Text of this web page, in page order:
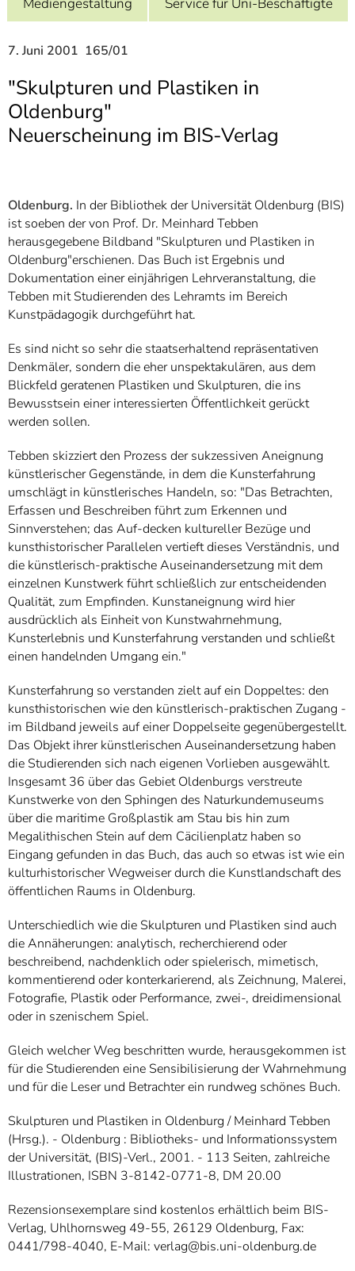
7]
Informationen zur
Barrierefreiheit
7. Juni 2001 165/01
"Skulpturen und Plastiken in
Oldenburg"
Neuerscheinung im BIS-Verlag
Oldenburg. In der Bibliothek der Universität Oldenburg (BIS)
ist soeben der von Prof. Dr. Meinhard Tebben
herausgegebene Bildband "Skulpturen und Plastiken in
Oldenburg"erschienen. Das Buch ist Ergebnis und
Dokumentation einer einjährigen Lehrveranstaltung, die
Tebben mit Studierenden des Lehramts im Bereich
Kunstpädagogik durchgeführt hat.
Es sind nicht so sehr die staatserhaltend repräsentativen
Denkmäler, sondern die eher unspektakulären, aus dem
Blickfeld geratenen Plastiken und Skulpturen, die ins
Bewusstsein einer interessierten Öffentlichkeit gerückt
werden sollen.
Tebben skizziert den Prozess der sukzessiven Aneignung
künstlerischer Gegenstände, in dem die Kunsterfahrung
umschlägt in künstlerisches Handeln, so: "Das Betrachten,
Erfassen und Beschreiben führt zum Erkennen und
Sinnverstehen; das Auf-decken kultureller Bezüge und
kunsthistorischer Parallelen vertieft dieses Verständnis, und
die künstlerisch-praktische Auseinandersetzung mit dem
einzelnen Kunstwerk führt schließlich zur entscheidenden
Qualität, zum Empfinden. Kunstaneignung wird hier
ausdrücklich als Einheit von Kunstwahrnehmung,
Kunsterlebnis und Kunsterfahrung verstanden und schließt
einen handelnden Umgang ein."
Kunsterfahrung so verstanden zielt auf ein Doppeltes: den
kunsthistorischen wie den künstlerisch-praktischen Zugang -
im Bildband jeweils auf einer Doppelseite gegenübergestellt.
Das Objekt ihrer künstlerischen Auseinandersetzung haben
die Studierenden sich nach eigenen Vorlieben ausgewählt.
Insgesamt 36 über das Gebiet Oldenburgs verstreute
Kunstwerke von den Sphingen des Naturkundemuseums
über die maritime Großplastik am Stau bis hin zum
Megalithischen Stein auf dem Cäcilienplatz haben so
Eingang gefunden in das Buch, das auch so etwas ist wie ein
kulturhistorischer Wegweiser durch die Kunstlandschaft des
öffentlichen Raums in Oldenburg.
Unterschiedlich wie die Skulpturen und Plastiken sind auch
die Annäherungen: analytisch, recherchierend oder
beschreibend, nachdenklich oder spielerisch, mimetisch,
kommentierend oder konterkarierend, als Zeichnung, Malerei,
Fotografie, Plastik oder Performance, zwei-, dreidimensional
oder in szenischem Spiel.
Gleich welcher Weg beschritten wurde, herausgekommen ist
für die Studierenden eine Sensibilisierung der Wahrnehmung
und für die Leser und Betrachter ein rundweg schönes Buch.
Skulpturen und Plastiken in Oldenburg / Meinhard Tebben
(Hrsg.). - Oldenburg : Bibliotheks- und Informationssystem
der Universität, (BIS)-Verl., 2001. - 113 Seiten, zahlreiche
Illustrationen, ISBN 3-8142-0771-8, DM 20.00
Rezensionsexemplare sind kostenlos erhältlich beim BIS-
Verlag, Uhlhornsweg 49-55, 26129 Oldenburg, Fax:
0441/798-4040, E-Mail: verlag@bis.uni-oldenburg.de